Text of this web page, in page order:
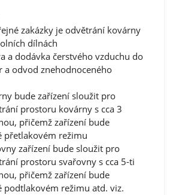
zakázky je odvětrání kovárny
dílnách
a dodávka čerstvého vzduchu do
a odvod znehodnoceného
bude zařízení sloužit pro
prostoru kovárny s cca 3
přičemž zařízení bude
přetlakovém režimu
zařízení bude sloužit pro
prostoru svařovny s cca 5-ti
přičemž zařízení bude
podtlakovém režimu atd. viz.